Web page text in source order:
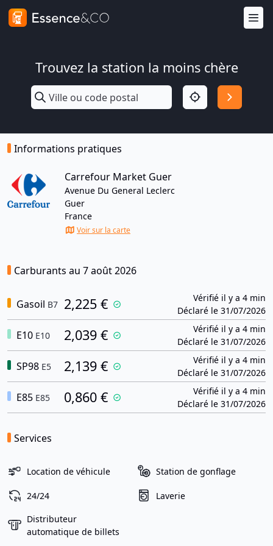
Trouvez la station la moins chère
Informations pratiques
Carrefour Market Guer
Avenue Du General Leclerc
Guer
France
Voir sur la carte
Carburants au 7 août 2026
Gasoil B7 2,225 €
Vérifié il y a 4 min
Déclaré le 31/07/2026
E10 E10 2,039 €
Vérifié il y a 4 min
Déclaré le 31/07/2026
SP98 E5 2,139 €
Vérifié il y a 4 min
Déclaré le 31/07/2026
E85 E85 0,860 €
Vérifié il y a 4 min
Déclaré le 31/07/2026
Services
Location de véhicule Station de gonflage
24/24 Laverie
Distributeur
automatique de billets